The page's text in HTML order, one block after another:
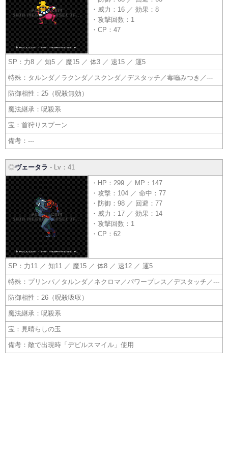
・威力：16 ／ 効果：8
・攻撃回数：1
・CP：47
SP：力8 ／ 知5 ／ 魔15 ／ 体3 ／ 速15 ／ 運5
特殊：タルンダ／ラクンダ／スクンダ／デスタッチ／毒嚙みつき／---
防御相性：25（呪殺無効）
魔法継承：呪殺系
宝：首狩りスプーン
備考：---
◎ヴェータラ - Lv：41
・HP：299 ／ MP：147
・攻撃：104 ／ 命中：77
・防御：98 ／ 回避：77
・威力：17 ／ 効果：14
・攻撃回数：1
・CP：62
SP：力11 ／ 知11 ／ 魔15 ／ 体8 ／ 速12 ／ 運5
特殊：プリンパ／タルンダ／ネクロマ／パワーブレス／デスタッチ／---
防御相性：26（呪殺吸収）
魔法継承：呪殺系
宝：見晴らしの玉
備考：敵で出現時「デビルスマイル」使用